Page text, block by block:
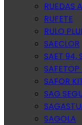
RUEDAS
RUFETE
RULO
SAECLOR
SAET 94,
SAFOR
SAG
SAGOLA